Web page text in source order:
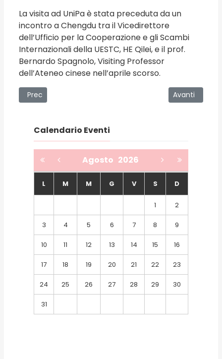
La visita ad UniPa è stata preceduta da un
incontro a Chengdu tra il Vicedirettore
dell’Ufficio per la Cooperazione e gli Scambi
Internazionali della UESTC, HE Qilei, e il prof.
Bernardo Spagnolo, Visiting Professor
dell’Ateneo cinese nell’aprile scorso.
Articolo precedente: Dodici fotografi raccontano la
Prec Articolo
Avanti
Calendario Eventi
Agosto 2026
L M M G V S D
1 2
3 4 5 6 7 8 9
10 11 12 13 14 15 16
17 18 19 20 21 22 23
24 25 26 27 28 29 30
31